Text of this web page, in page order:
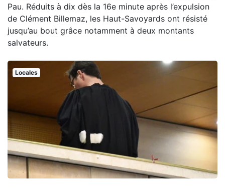
Pau. Réduits à dix dès la 16e minute après l’expulsion
de Clément Billemaz, les Haut-Savoyards ont résisté
jusqu’au bout grâce notamment à deux montants
salvateurs.
Locales